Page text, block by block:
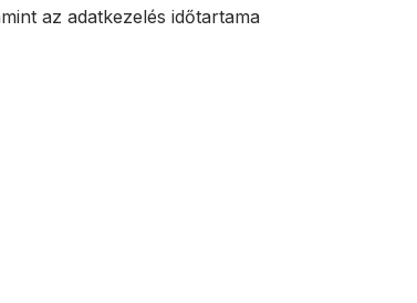
az adatkezelés időtartama